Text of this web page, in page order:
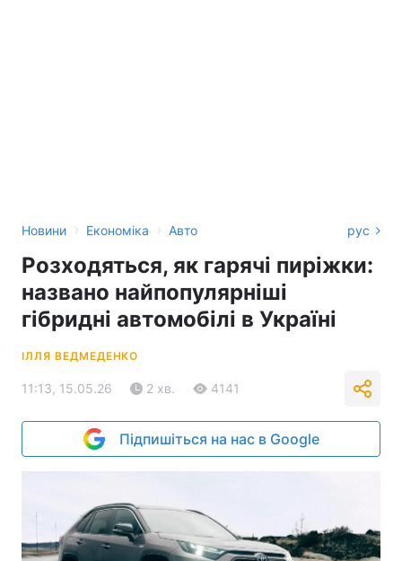
Новини › Економіка › Авто рус
Розходяться, як гарячі пиріжки:
названо найпопулярніші
гібридні автомобілі в Україні
ІЛЛЯ ВЕДМЕДЕНКО
11:13, 15.05.26 2 хв. 4141
Підпишіться на нас в Google